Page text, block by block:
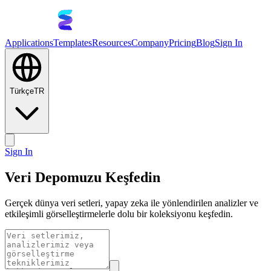
ApplicationsTemplatesResourcesCompanyPricingBlogSign In
TürkçeTR
Sign In
Veri Depomuzu Keşfedin
Gerçek dünya veri setleri, yapay zeka ile yönlendirilen analizler ve
etkileşimli görselleştirmelerle dolu bir koleksiyonu keşfedin.